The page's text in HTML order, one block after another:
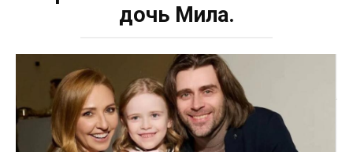
дочь Мила.